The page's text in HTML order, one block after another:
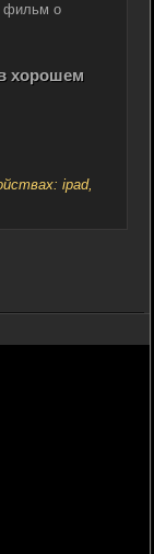
фильм о
хорошем
ipad,